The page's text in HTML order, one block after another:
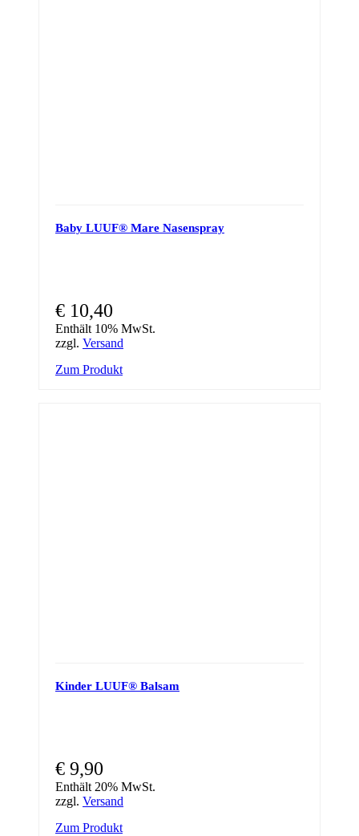
Baby LUUF® Mare Nasenspray
€ 10,40
Enthält 10% MwSt.
zzgl. Versand
Zum Produkt
Kinder LUUF® Balsam
€ 9,90
Enthält 20% MwSt.
zzgl. Versand
Zum Produkt